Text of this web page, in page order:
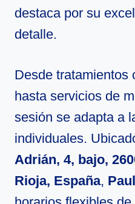
destaca por su
detalle.
Desde tratamientos
hasta servicios de
sesión se adapta a
individuales.
Adrián, 4, bajo,
Rioja, España,